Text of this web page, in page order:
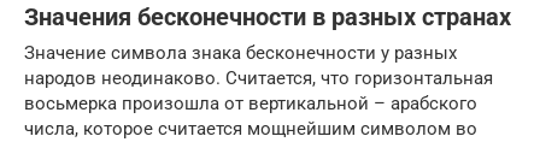
Значения бесконечности в разных странах
Значение символа знака бесконечности у разных
народов неодинаково. Считается, что горизонтальная
восьмерка произошла от вертикальной – арабского
числа, которое считается мощнейшим символом во